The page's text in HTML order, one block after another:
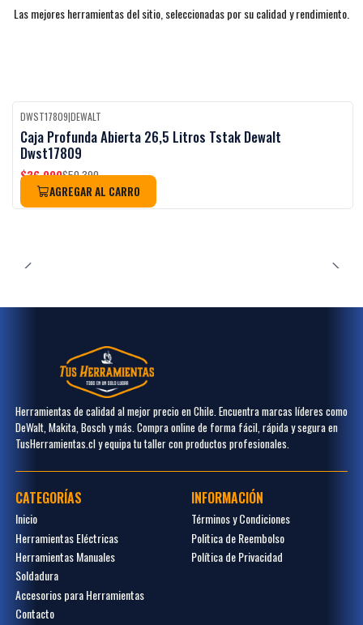
Las mejores herramientas del sitio, seleccionadas por su calidad y rendimiento.
-27%OFF
DWST17809|DEWALT
Caja Profunda Abierta 26,5 Litros Tstak Dewalt
Dwst17809
$36.990$50.390
AGREGAR AL CARRO
Herramientas de calidad al mejor precio en Chile. Encuentra marcas líderes como
DeWalt, Makita, Bosch y más. Compra online de forma fácil, rápida y segura en
TusHerramientas.cl y equipa tu taller con productos profesionales.
CATEGORÍAS
Inicio
Herramientas Eléctricas
Herramientas Manuales
Soldadura
Accesorios para Herramientas
Contacto
INFORMACIÓN
Términos y Condiciones
Politica de Reembolso
Política de Privacidad